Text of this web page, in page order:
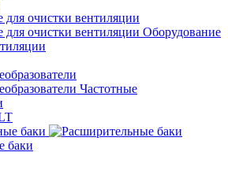
Оборудование
Частотные
баки